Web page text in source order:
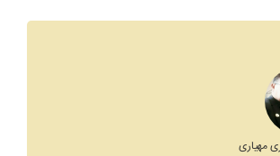
مهیاری